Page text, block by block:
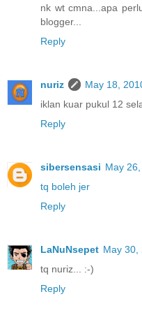
nk wt cmna...apa
blogger...
Reply
nuriz
May 18,
iklan kuar pukul 12
Reply
sibersensasi May
tq boleh jer
Reply
LaNuNsepet May 30,
tq nuriz... :-)
Reply